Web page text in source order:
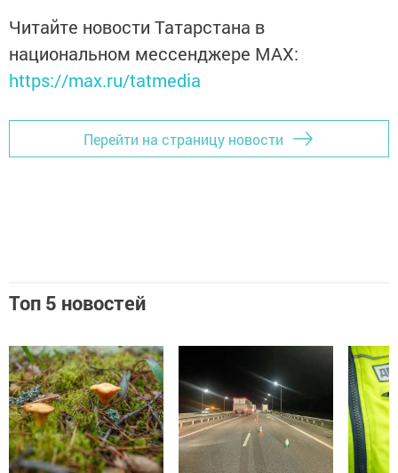
Читайте новости Татарстана в
национальном мессенджере MАХ:
https://max.ru/tatmedia
Перейти на страницу новости
Топ 5 новостей